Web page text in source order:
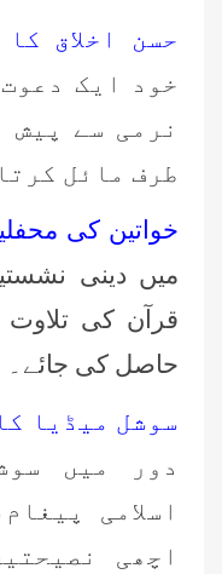
حسن اخلاق
خود ایک
نرمی سے پیش
طرف مائل
خواتین کی
میں دینی
قرآن کی
حاصل کی جائے۔
سوشل میڈیا
دور میں
اسلامی
اچھی